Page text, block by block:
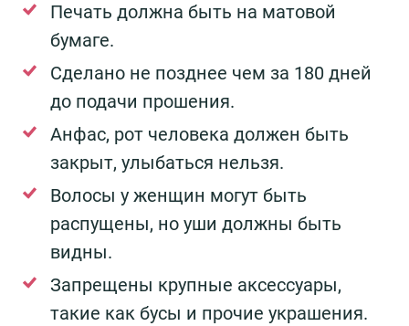
Печать должна быть на матовой
бумаге.
Сделано не позднее чем за 180 дней
до подачи прошения.
Анфас, рот человека должен быть
закрыт, улыбаться нельзя.
Волосы у женщин могут быть
распущены, но уши должны быть
видны.
Запрещены крупные аксессуары,
такие как бусы и прочие украшения.